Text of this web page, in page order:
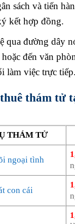
sách và tiến
kết hợp đồng.
qua đường dây
hoặc đến văn
làm việc trực tiếp.
thám tử
THÁM TỬ
ngoại tình
con cái